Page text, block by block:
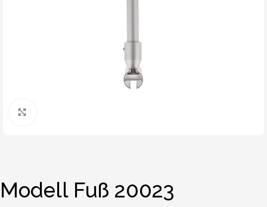
Modell Fuß 20023